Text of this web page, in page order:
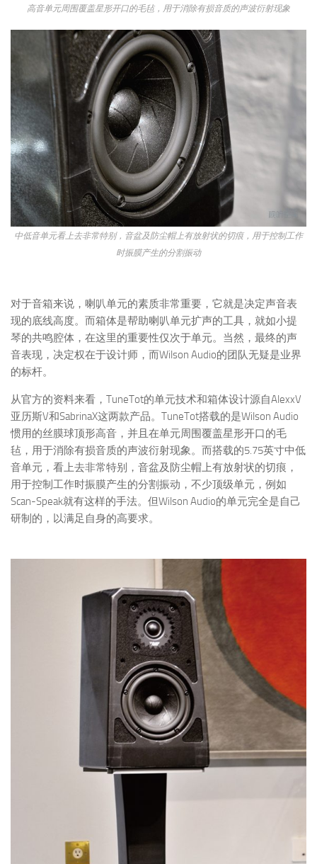
高音单元周围覆盖星形开口的毛毡，用于消除有损音质的声波衍射现象
中低音单元看上去非常特别，音盆及防尘帽上有放射状的切痕，用于控制工作
时振膜产生的分割振动
对于音箱来说，喇叭单元的素质非常重要，它就是决定声音表
现的底线高度。而箱体是帮助喇叭单元扩声的工具，就如小提
琴的共鸣腔体，在这里的重要性仅次于单元。当然，最终的声
音表现，决定权在于设计师，而Wilson Audio的团队无疑是业界
的标杆。
从官方的资料来看，TuneTot的单元技术和箱体设计源自AlexxV
亚历斯V和SabrinaX这两款产品。TuneTot搭载的是Wilson Audio
惯用的丝膜球顶形高音，并且在单元周围覆盖星形开口的毛
毡，用于消除有损音质的声波衍射现象。而搭载的5.75英寸中低
音单元，看上去非常特别，音盆及防尘帽上有放射状的切痕，
用于控制工作时振膜产生的分割振动，不少顶级单元，例如
Scan-Speak就有这样的手法。但Wilson Audio的单元完全是自己
研制的，以满足自身的高要求。